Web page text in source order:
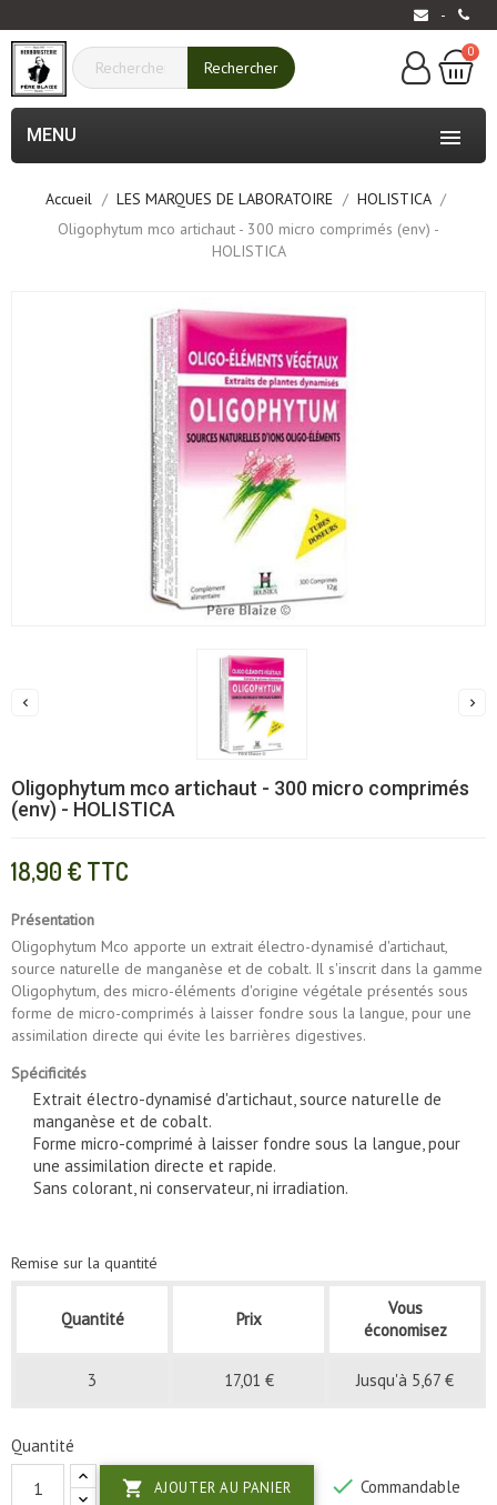
-
0
Rechercher

MENU
Accueil LES MARQUES DE LABORATOIRE
HOLISTICA
Oligophytum mco artichaut - 300 micro comprimés (env) -
HOLISTICA
 
Oligophytum mco artichaut - 300 micro comprimés
(env) - HOLISTICA
18,90 € TTC
Présentation
Oligophytum Mco apporte un extrait électro-dynamisé d'artichaut,
source naturelle de manganèse et de cobalt. Il s'inscrit dans la gamme
Oligophytum, des micro-éléments d'origine végétale présentés sous
forme de micro-comprimés à laisser fondre sous la langue, pour une
assimilation directe qui évite les barrières digestives.
Spécificités
Extrait électro-dynamisé d'artichaut, source naturelle de
manganèse et de cobalt.
Forme micro-comprimé à laisser fondre sous la langue, pour
une assimilation directe et rapide.
Sans colorant, ni conservateur, ni irradiation.
Remise sur la quantité
Quantité Prix
Vous
économisez
3 17,01 € Jusqu'à 5,67 €
Quantité
 AJOUTER AU PANIER  Commandable